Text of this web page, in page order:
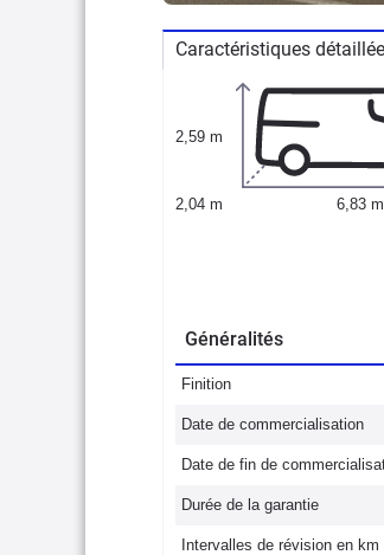
Caractéristiques
2,59 m
2,04 m 6,83 m
Généralités
Finition
Date de commercialisation
Date de fin de
Durée de la garantie
Intervalles de révision en km